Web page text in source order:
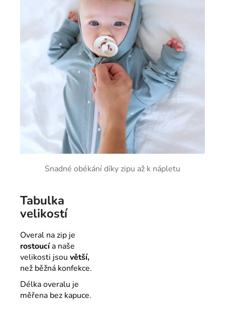
Snadné obékání díky zipu až k nápletu
Tabulka
velikostí
Overal na zip je
rostoucía naše
velikosti jsou větší,
než běžná konfekce.
Délka overalu je
měřena bez kapuce.